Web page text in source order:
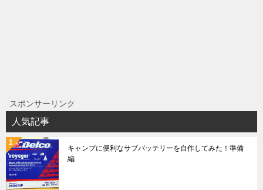
スポンサーリンク
人気記事
キャンプに便利なサブバッテリーを自作してみた！準備
編